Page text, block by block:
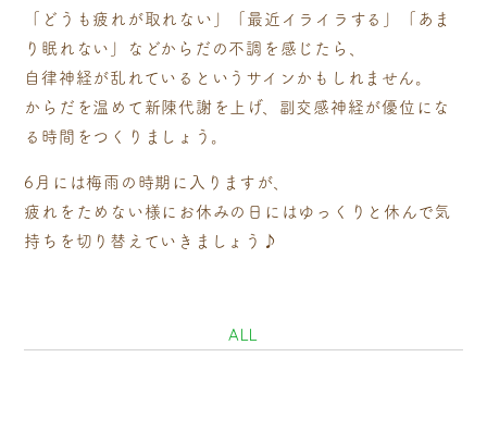
「どうも疲れが取れない」「最近イライラする」「あま
り眠れない」などからだの不調を感じたら、
自律神経が乱れているというサインかもしれません。
からだを温めて新陳代謝を上げ、副交感神経が優位にな
る時間をつくりましょう。
6月には梅雨の時期に入りますが、
疲れをためない様にお休みの日にはゆっくりと休んで気
持ちを切り替えていきましょう♪
ALL